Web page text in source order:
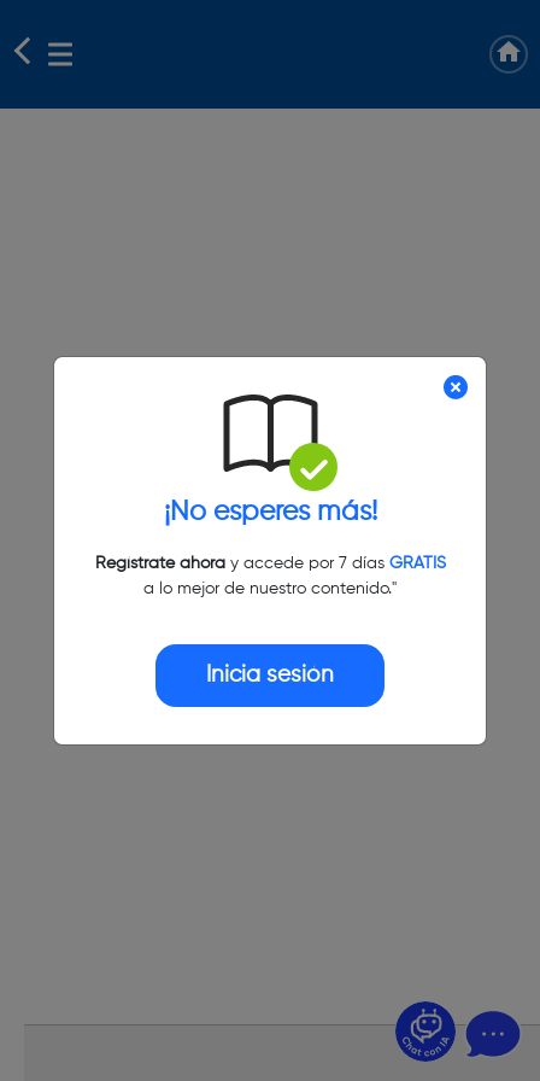
¡No esperes más!
Regístrate ahoray accede por 7 días GRATIS
a lo mejor de nuestro contenido."
Inicia sesión